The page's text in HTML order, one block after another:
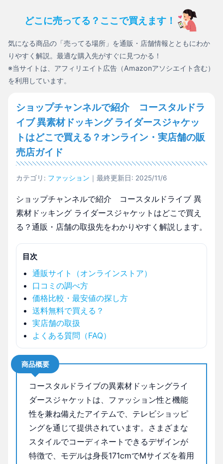
どこに売ってる？ここで買えます！
気になる商品の「売ってる場所」を通販・店舗情報とともにわか
りやすく解説。最適な購入先がすぐに見つかる！
※当サイトは、アフィリエイト広告（Amazonアソシエイト含む）
を利用しています。
ショップチャンネルで紹介 コースタルドラ
イブ 異素材ドッキング ライダースジャケッ
トはどこで買える？オンライン・実店舗の販
売店ガイド
カテゴリ: ファッション ｜最終更新日: 2025/11/6
ショップチャンネルで紹介 コースタルドライブ 異
素材ドッキング ライダースジャケットはどこで買え
る？通販・店舗の取扱先をわかりやすく解説します。
目次
通販サイト（オンラインストア）
口コミの調べ方
価格比較・最安値の探し方
送料無料で買える？
実店舗の取扱
よくある質問（FAQ）
商品概要
コースタルドライブの異素材ドッキングライ
ダースジャケットは、ファッション性と機能
性を兼ね備えたアイテムで、テレビショッピ
ングを通じて提供されています。さまざまな
スタイルでコーディネートできるデザインが
特徴で、モデルは身長171cmでMサイズを着用